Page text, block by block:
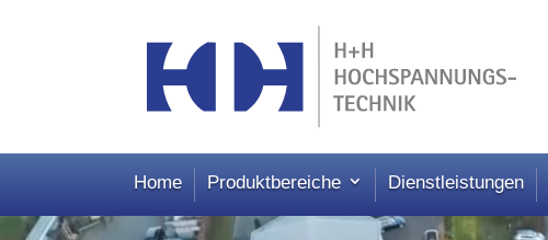
Home Produktbereiche Dienstleistungen